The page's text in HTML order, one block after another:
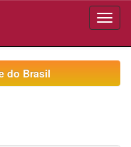
do Brasil